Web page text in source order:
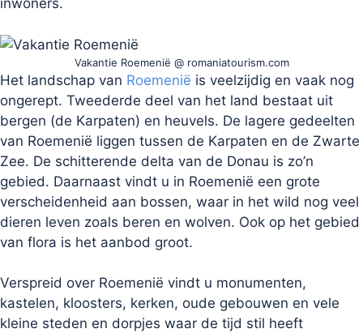
Vakantie Roemenië @ romaniatourism.com
Het landschap van Roemenië is veelzijdig en vaak nog
ongerept. Tweederde deel van het land bestaat uit
bergen (de Karpaten) en heuvels. De lagere gedeelten
van Roemenië liggen tussen de Karpaten en de Zwarte
Zee. De schitterende delta van de Donau is zo’n
gebied. Daarnaast vindt u in Roemenië een grote
verscheidenheid aan bossen, waar in het wild nog veel
dieren leven zoals beren en wolven. Ook op het gebied
van flora is het aanbod groot.
Verspreid over Roemenië vindt u monumenten,
kastelen, kloosters, kerken, oude gebouwen en vele
kleine steden en dorpjes waar de tijd stil heeft